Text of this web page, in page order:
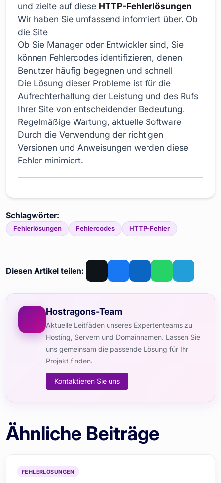
und zielte auf diese HTTP-Fehlerlösungen
Wir haben Sie umfassend informiert über. Ob
die Site
Ob Sie Manager oder Entwickler sind, Sie
können Fehlercodes identifizieren, denen
Benutzer häufig begegnen und schnell
Die Lösung dieser Probleme ist für die
Aufrechterhaltung der Leistung und des Rufs
Ihrer Site von entscheidender Bedeutung.
Regelmäßige Wartung, aktuelle Software
Durch die Verwendung der richtigen
Versionen und Anweisungen werden diese
Fehler minimiert.
Schlagwörter:
Fehlerlösungen Fehlercodes HTTP-Fehler
Diesen Artikel teilen:
Hostragons-Team
Aktuelle Leitfäden unseres Expertenteams zu
Hosting, Servern und Domainnamen. Lassen Sie
uns gemeinsam die passende Lösung für Ihr
Projekt finden.
Kontaktieren Sie uns
Ähnliche Beiträge
FEHLERLÖSUNGEN